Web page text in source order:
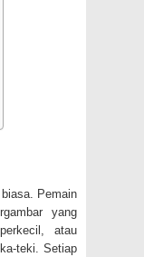
Pemain
yang
atau
teki. Setiap